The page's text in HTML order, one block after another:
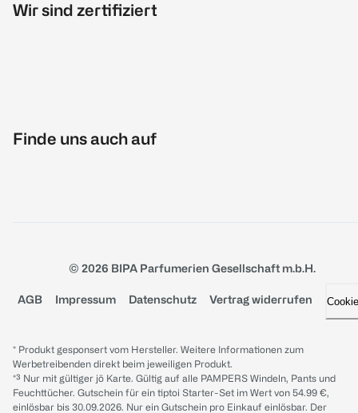
Wir sind zertifiziert
Finde uns auch auf
© 2026 BIPA Parfumerien Gesellschaft m.b.H.
AGB Impressum Datenschutz Vertrag widerrufen
* Produkt gesponsert vom Hersteller. Weitere Informationen zum
Werbetreibenden direkt beim jeweiligen Produkt.
*³ Nur mit gültiger jö Karte. Gültig auf alle PAMPERS Windeln, Pants und
Feuchttücher. Gutschein für ein tiptoi Starter-Set im Wert von 54.99 €,
einlösbar bis 30.09.2026. Nur ein Gutschein pro Einkauf einlösbar. Der